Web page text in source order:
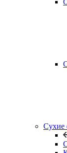
Сухие